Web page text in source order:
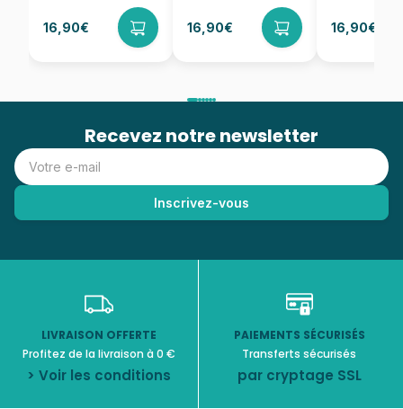
16,90€ 16,90€ 16,90€
Recevez notre newsletter
LIVRAISON OFFERTE
Profitez de la livraison à 0 €
> Voir les conditions
PAIEMENTS SÉCURISÉS
Transferts sécurisés
par cryptage SSL